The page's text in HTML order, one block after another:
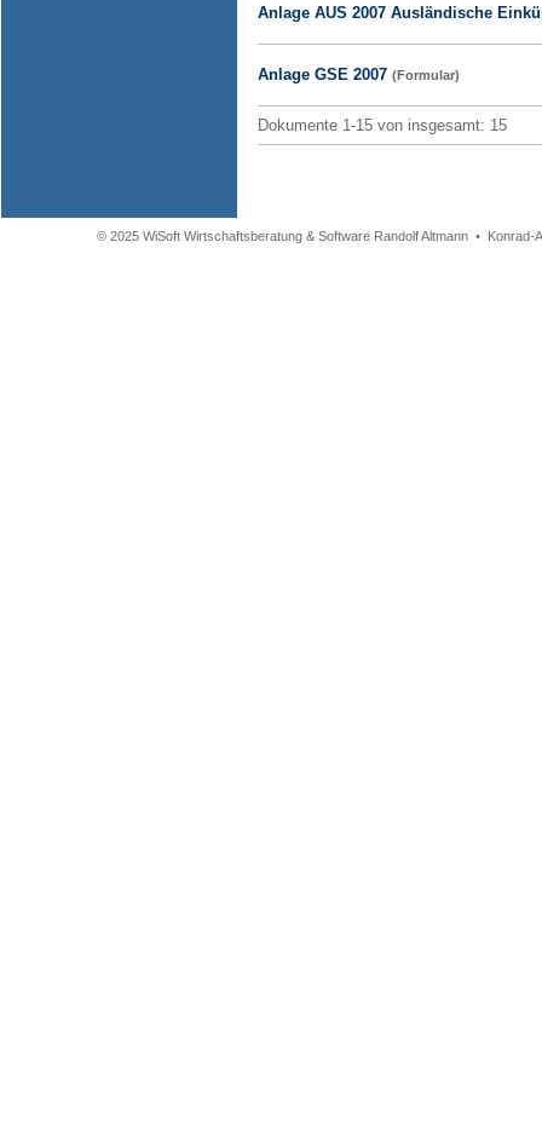
Anlage AUS 2007 Ausländische
Anlage GSE 2007 (Formular)
Dokumente 1-15 von insgesamt: 15
© 2025 WiSoft Wirtschaftsberatung & Software Randolf Altmann •